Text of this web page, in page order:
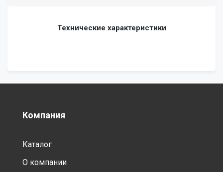
Технические характеристики
Компания
Каталог
О компании